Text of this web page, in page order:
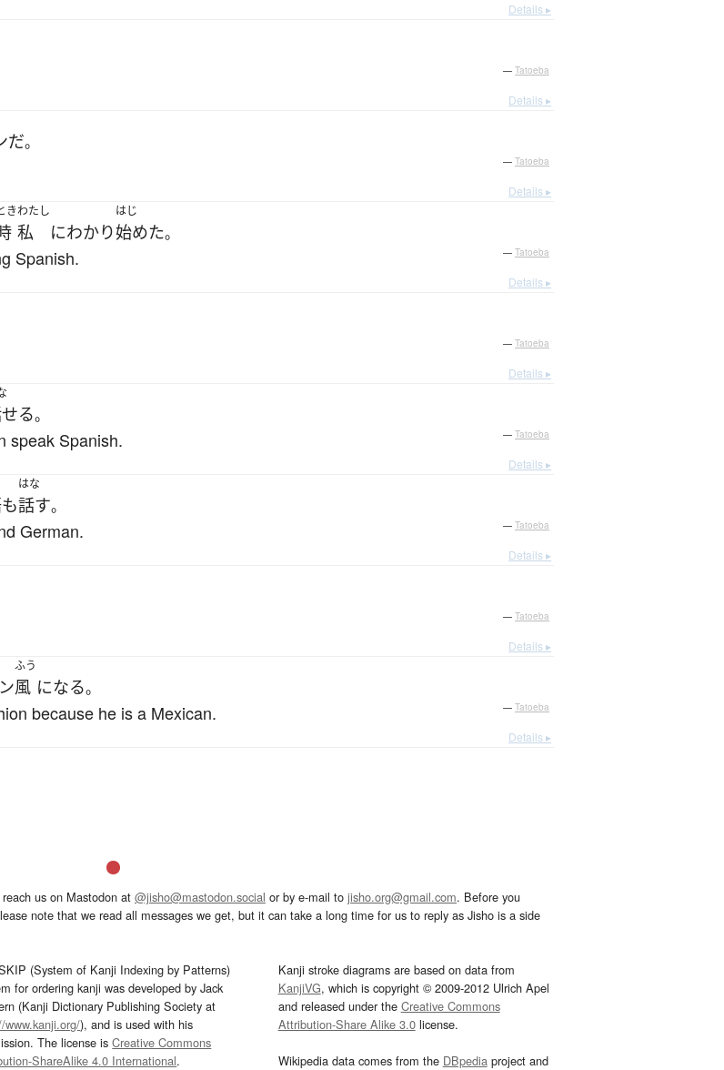
Details ▸
— Tatoeba
Details ▸
だ。
— Tatoeba
Details ▸
きわたし
私 にわかり
はじ
始めた。
Spanish. — Tatoeba
Details ▸
— Tatoeba
Details ▸
る。
speak Spanish. — Tatoeba
Details ▸
も
はな
話す。
German. — Tatoeba
Details ▸
— Tatoeba
Details ▸
ふう
風 になる。
because he is a Mexican. — Tatoeba
Details ▸
us on Mastodon at @jisho@mastodon.social or by e-mail to jisho.org@gmail.com. Before you
note that we read all messages we get, but it can take a long time for us to reply as Jisho is a side
(System of Kanji Indexing by Patterns)
for ordering kanji was developed by Jack
(Kanji Dictionary Publishing Society at
www.kanji.org/), and is used with his
The license isCreative Commons
ShareAlike 4.0 International.
Kanji stroke diagrams are based on data from
KanjiVG, which is copyright © 2009-2012 Ulrich Apel
and released under the Creative Commons
Attribution-Share Alike 3.0license.
Wikipedia data comes from the DBpediaproject and